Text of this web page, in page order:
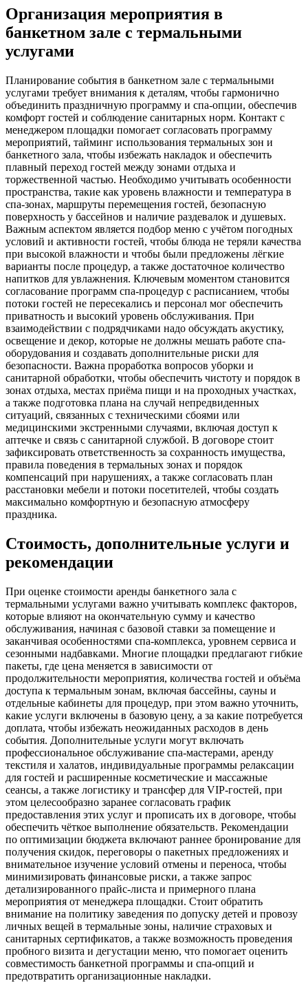
Организация мероприятия в
банкетном зале с термальными
услугами
Планирование события в банкетном зале с термальными
услугами требует внимания к деталям, чтобы гармонично
объединить праздничную программу и спа-опции, обеспечив
комфорт гостей и соблюдение санитарных норм. Контакт с
менеджером площадки помогает согласовать программу
мероприятий, тайминг использования термальных зон и
банкетного зала, чтобы избежать накладок и обеспечить
плавный переход гостей между зонами отдыха и
торжественной частью. Необходимо учитывать особенности
пространства, такие как уровень влажности и температура в
спа-зонах, маршруты перемещения гостей, безопасную
поверхность у бассейнов и наличие раздевалок и душевых.
Важным аспектом является подбор меню с учётом погодных
условий и активности гостей, чтобы блюда не теряли качества
при высокой влажности и чтобы были предложены лёгкие
варианты после процедур, а также достаточное количество
напитков для увлажнения. Ключевым моментом становится
согласование программ спа-процедур с расписанием, чтобы
потоки гостей не пересекались и персонал мог обеспечить
приватность и высокий уровень обслуживания. При
взаимодействии с подрядчиками надо обсуждать акустику,
освещение и декор, которые не должны мешать работе спа-
оборудования и создавать дополнительные риски для
безопасности. Важна проработка вопросов уборки и
санитарной обработки, чтобы обеспечить чистоту и порядок в
зонах отдыха, местах приёма пищи и на проходных участках,
а также подготовка плана на случай непредвиденных
ситуаций, связанных с техническими сбоями или
медицинскими экстренными случаями, включая доступ к
аптечке и связь с санитарной службой. В договоре стоит
зафиксировать ответственность за сохранность имущества,
правила поведения в термальных зонах и порядок
компенсаций при нарушениях, а также согласовать план
расстановки мебели и потоки посетителей, чтобы создать
максимально комфортную и безопасную атмосферу
праздника.
Стоимость, дополнительные услуги и
рекомендации
При оценке стоимости аренды банкетного зала с
термальными услугами важно учитывать комплекс факторов,
которые влияют на окончательную сумму и качество
обслуживания, начиная с базовой ставки за помещение и
заканчивая особенностями спа-комплекса, уровнем сервиса и
сезонными надбавками. Многие площадки предлагают гибкие
пакеты, где цена меняется в зависимости от
продолжительности мероприятия, количества гостей и объёма
доступа к термальным зонам, включая бассейны, сауны и
отдельные кабинеты для процедур, при этом важно уточнить,
какие услуги включены в базовую цену, а за какие потребуется
доплата, чтобы избежать неожиданных расходов в день
события. Дополнительные услуги могут включать
профессиональное обслуживание спа-мастерами, аренду
текстиля и халатов, индивидуальные программы релаксации
для гостей и расширенные косметические и массажные
сеансы, а также логистику и трансфер для VIP-гостей, при
этом целесообразно заранее согласовать график
предоставления этих услуг и прописать их в договоре, чтобы
обеспечить чёткое выполнение обязательств. Рекомендации
по оптимизации бюджета включают раннее бронирование для
получения скидок, переговоры о пакетных предложениях и
внимательное изучение условий отмены и переноса, чтобы
минимизировать финансовые риски, а также запрос
детализированного прайс-листа и примерного плана
мероприятия от менеджера площадки. Стоит обратить
внимание на политику заведения по допуску детей и провозу
личных вещей в термальные зоны, наличие страховых и
санитарных сертификатов, а также возможность проведения
пробного визита и дегустации меню, что помогает оценить
совместимость банкетной программы и спа-опций и
предотвратить организационные накладки.